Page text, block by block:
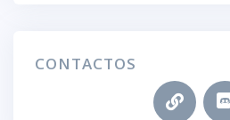
CONTACTOS